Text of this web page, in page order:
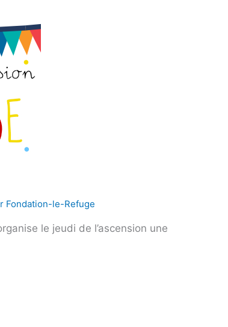
Fondation-le-Refuge
le jeudi de l’ascension une